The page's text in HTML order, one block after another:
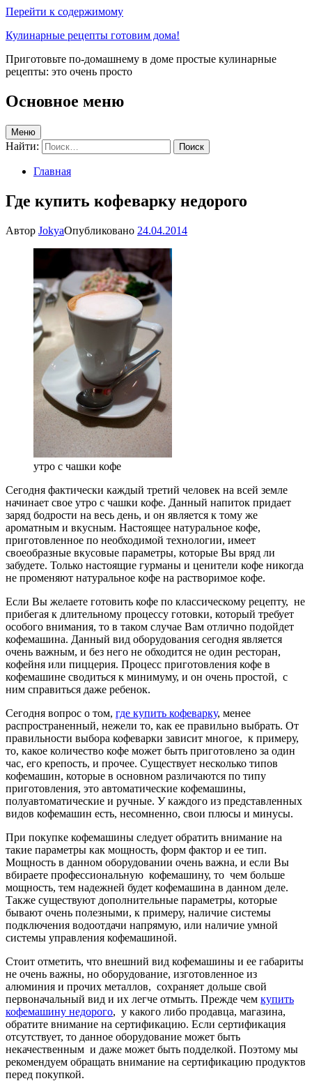
Перейти к содержимому
Кулинарные рецепты готовим дома!
Приготовьте по-домашнему в доме простые кулинарные
рецепты: это очень просто
Основное меню
Меню
Найти:
Главная
Где купить кофеварку недорого
Автор JokyaОпубликовано 24.04.2014
утро с чашки кофе
Сегодня фактически каждый третий человек на всей земле
начинает свое утро с чашки кофе. Данный напиток придает
заряд бодрости на весь день, и он является к тому же
ароматным и вкусным. Настоящее натуральное кофе,
приготовленное по необходимой технологии, имеет
своеобразные вкусовые параметры, которые Вы вряд ли
забудете. Только настоящие гурманы и ценители кофе никогда
не променяют натуральное кофе на растворимое кофе.
Если Вы желаете готовить кофе по классическому рецепту, не
прибегая к длительному процессу готовки, который требует
особого внимания, то в таком случае Вам отлично подойдет
кофемашина. Данный вид оборудования сегодня является
очень важным, и без него не обходится не один ресторан,
кофейня или пиццерия. Процесс приготовления кофе в
кофемашине сводиться к минимуму, и он очень простой, с
ним справиться даже ребенок.
Сегодня вопрос о том, где купить кофеварку, менее
распространенный, нежели то, как ее правильно выбрать. От
правильности выбора кофеварки зависит многое, к примеру,
то, какое количество кофе может быть приготовлено за один
час, его крепость, и прочее. Существует несколько типов
кофемашин, которые в основном различаются по типу
приготовления, это автоматические кофемашины,
полуавтоматические и ручные. У каждого из представленных
видов кофемашин есть, несомненно, свои плюсы и минусы.
При покупке кофемашины следует обратить внимание на
такие параметры как мощность, форм фактор и ее тип.
Мощность в данном оборудовании очень важна, и если Вы
вбираете профессиональную кофемашину, то чем больше
мощность, тем надежней будет кофемашина в данном деле.
Также существуют дополнительные параметры, которые
бывают очень полезными, к примеру, наличие системы
подключения водоотдачи напрямую, или наличие умной
системы управления кофемашиной.
Стоит отметить, что внешний вид кофемашины и ее габариты
не очень важны, но оборудование, изготовленное из
алюминия и прочих металлов, сохраняет дольше свой
первоначальный вид и их легче отмыть. Прежде чем купить
кофемашину недорого, у какого либо продавца, магазина,
обратите внимание на сертификацию. Если сертификация
отсутствует, то данное оборудование может быть
некачественным и даже может быть подделкой. Поэтому мы
рекомендуем обращать внимание на сертификацию продуктов
перед покупкой.